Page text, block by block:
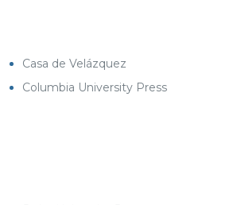
Casa de Velázquez
Columbia University Press